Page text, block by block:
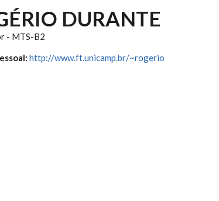
DURANTE
- MTS-B2
http://www.ft.unicamp.br/~rogerio